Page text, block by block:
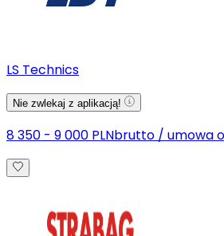
LS Technics
Nie zwlekaj z aplikacją!
8 350 - 9 000 PLNbrutto / umowa